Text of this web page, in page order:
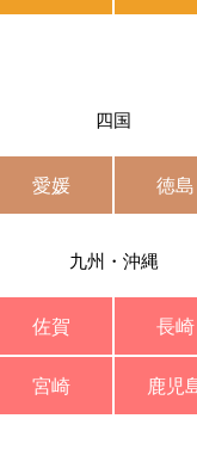
四国
愛媛 徳島
九州・沖縄
佐賀 長崎
宮崎 鹿児